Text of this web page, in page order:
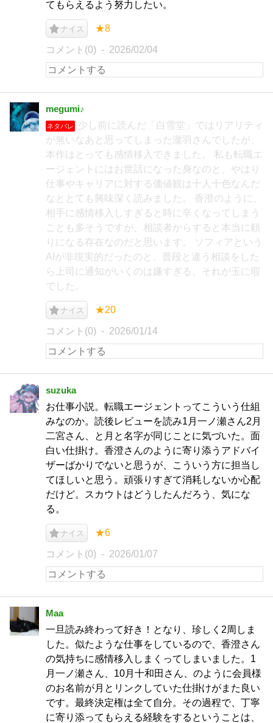
てもらえるよう努力したい。
ナイス ★8
コメント(0) 2026/02/04
megumi♪
ネタバレ
少し前に読んだ「白雪堂」ではリアリティ
が無いなあと思ってしまった瀧羽さんでしたが、
本作はとっても感情移入できました。 私も転職エ
ージェントにはお世話になった身なのと、やはり
仕事やキャリアに対する価値観は十人十色なんだ
なととても興味深く読みました。 香澄のように、
相手に感情移入しすぎると時に辛くなってしまう
ことも多そうですが、相談者からすると本当に頼
りになる存在なのだと思います。 ソフィアという
AIが非現実的だったのと、普段と違う相談をした
ら上司に通知がいくのは嫌すぎる、それが玉に瑕
でした。
ナイス ★20
コメント(0) 2026/01/14
suzuka
お仕事小説。転職エージェントってこういう仕組
みなのか。読後レビューを読み1月一ノ瀬さん2月
二宮さん、と月と名字が同じことに気づいた。面
白い仕掛け。香澄さんのように寄り添うアドバイ
ザーばかりでないと思うが、こういう方に担当し
てほしいと思う。頑張りすぎて消耗しないか心配
だけど。スカウトはどうしたんだろう、気にな
る。
ナイス ★6
コメント(0) 2026/01/07
Maa
一旦読み終わって好き！となり、珍しく2周しま
した。似たような仕事をしているので、香澄さん
の気持ちに感情移入しまくってしまいました。1
月一ノ瀬さん、10月十和田さん、のように会員様
のお名前が月とリンクしていた仕掛けがまた良い
です。最終決定権は全て自分。その過程で、丁寧
に寄り添ってもらえる経験をするということは、